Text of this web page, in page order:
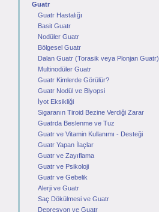
Guatr
Guatr Hastalığı
Basit Guatr
Nodüler Guatr
Bölgesel Guatr
Dalan Guatr (Torasik veya Plonjan Guatr)
Multinodüler Guatr
Guatr Kimlerde Görülür?
Guatr Nodül ve Biyopsi
İyot Eksikliği
Sigaranın Tiroid Bezine Verdiği Zarar
Guatrda Beslenme ve Tuz
Guatr ve Vitamin Kullanımı - Desteği
Guatr Yapan İlaçlar
Guatr ve Zayıflama
Guatr ve Psikoloji
Guatr ve Gebelik
Alerji ve Guatr
Saç Dökülmesi ve Guatr
Depresyon ve Guatr